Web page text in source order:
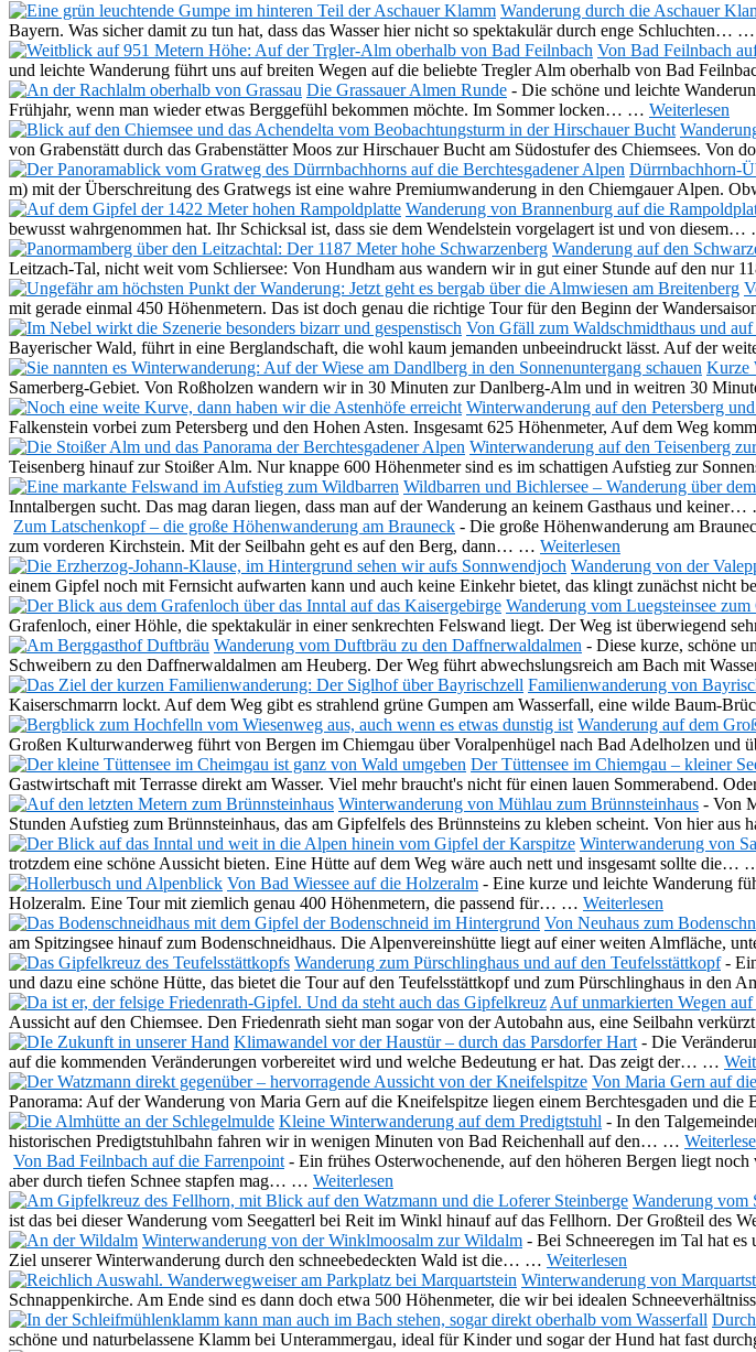
Wanderung durch die Aschauer
Bayern. Was sicher damit zu tun hat, dass das Wasser hier nicht so spektakulär durch enge Schluchten… …
Von Bad Feilnbach
und leichte Wanderung führt uns auf breiten Wegen auf die beliebte Tregler Alm oberhalb von Bad
Die Grassauer Almen Runde - Die schöne und leichte
Frühjahr, wenn man wieder etwas Berggefühl bekommen möchte. Im Sommer locken… … Weiterlesen
von Grabenstätt durch das Grabenstätter Moos zur Hirschauer Bucht am Südostufer des Chiemsees. Von
Dürrnbachhorn-
m) mit der Überschreitung des Gratwegs ist eine wahre Premiumwanderung in den Chiemgauer Alpen.
Wanderung von Brannenburg auf die
bewusst wahrgenommen hat. Ihr Schicksal ist, dass sie dem Wendelstein vorgelagert ist und von diesem…
Wanderung auf den
Leitzach-Tal, nicht weit vom Schliersee: Von Hundham aus wandern wir in gut einer Stunde auf den nur
mit gerade einmal 450 Höhenmetern. Das ist doch genau die richtige Tour für den Beginn der
Von Gfäll zum Waldschmidthaus und auf
Bayerischer Wald, führt in eine Berglandschaft, die wohl kaum jemanden unbeeindruckt lässt. Auf der
Kurze
Samerberg-Gebiet. Von Roßholzen wandern wir in 30 Minuten zur Danlberg-Alm und in weitren 30
Winterwanderung auf den Petersberg
Falkenstein vorbei zum Petersberg und den Hohen Asten. Insgesamt 625 Höhenmeter, Auf dem Weg
Winterwanderung auf den Teisenberg
Teisenberg hinauf zur Stoißer Alm. Nur knappe 600 Höhenmeter sind es im schattigen Aufstieg zur
Wildbarren und Bichlersee – Wanderung über
Inntalbergen sucht. Das mag daran liegen, dass man auf der Wanderung an keinem Gasthaus und keiner…
Zum Latschenkopf – die große Höhenwanderung am Brauneck - Die große Höhenwanderung am
zum vorderen Kirchstein. Mit der Seilbahn geht es auf den Berg, dann… … Weiterlesen
Wanderung von der
einem Gipfel noch mit Fernsicht aufwarten kann und auch keine Einkehr bietet, das klingt zunächst nicht
Wanderung vom Luegsteinsee
Grafenloch, einer Höhle, die spektakulär in einer senkrechten Felswand liegt. Der Weg ist überwiegend
Wanderung vom Duftbräu zu den Daffnerwaldalmen - Diese kurze, schöne
Schweibern zu den Daffnerwaldalmen am Heuberg. Der Weg führt abwechslungsreich am Bach mit
Familienwanderung von
Kaiserschmarrn lockt. Auf dem Weg gibt es strahlend grüne Gumpen am Wasserfall, eine wilde Baum-
Wanderung auf dem
Großen Kulturwanderweg führt von Bergen im Chiemgau über Voralpenhügel nach Bad Adelholzen
Der Tüttensee im Chiemgau – kleiner
Gastwirtschaft mit Terrasse direkt am Wasser. Viel mehr braucht's nicht für einen lauen Sommerabend.
Winterwanderung von Mühlau zum Brünnsteinhaus - Von
Stunden Aufstieg zum Brünnsteinhaus, das am Gipfelfels des Brünnsteins zu kleben scheint. Von hier aus
Winterwanderung von
trotzdem eine schöne Aussicht bieten. Eine Hütte auf dem Weg wäre auch nett und insgesamt sollte die…
Von Bad Wiessee auf die Holzeralm - Eine kurze und leichte Wanderung
Holzeralm. Eine Tour mit ziemlich genau 400 Höhenmetern, die passend für… … Weiterlesen
Von Neuhaus zum
am Spitzingsee hinauf zum Bodenschneidhaus. Die Alpenvereinshütte liegt auf einer weiten Almfläche,
Wanderung zum Pürschlinghaus und auf den Teufelsstättkopf -
und dazu eine schöne Hütte, das bietet die Tour auf den Teufelsstättkopf und zum Pürschlinghaus in den
Auf unmarkierten Wegen auf
Aussicht auf den Chiemsee. Den Friedenrath sieht man sogar von der Autobahn aus, eine Seilbahn
Klimawandel vor der Haustür – durch das Parsdorfer Hart - Die
auf die kommenden Veränderungen vorbereitet wird und welche Bedeutung er hat. Das zeigt der… …
Von Maria Gern auf
Panorama: Auf der Wanderung von Maria Gern auf die Kneifelspitze liegen einem Berchtesgaden und
Kleine Winterwanderung auf dem Predigtstuhl - In den
historischen Predigtstuhlbahn fahren wir in wenigen Minuten von Bad Reichenhall auf den… …
Von Bad Feilnbach auf die Farrenpoint - Ein frühes Osterwochenende, auf den höheren Bergen liegt
aber durch tiefen Schnee stapfen mag… … Weiterlesen
Wanderung vom
ist das bei dieser Wanderung vom Seegatterl bei Reit im Winkl hinauf auf das Fellhorn. Der Großteil des
Winterwanderung von der Winklmoosalm zur Wildalm - Bei Schneeregen im Tal hat
Ziel unserer Winterwanderung durch den schneebedeckten Wald ist die… … Weiterlesen
Winterwanderung von
Schnappenkirche. Am Ende sind es dann doch etwa 500 Höhenmeter, die wir bei idealen
schöne und naturbelassene Klamm bei Unterammergau, ideal für Kinder und sogar der Hund hat fast